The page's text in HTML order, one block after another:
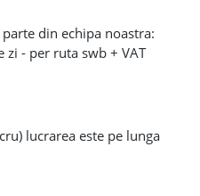
din echipa noastra:
- per ruta swb + VAT
ruta lwb + VAT pentru
•cazier curat -
test drog si alcool
in cazul in care nu
lucrarea este pe lunga